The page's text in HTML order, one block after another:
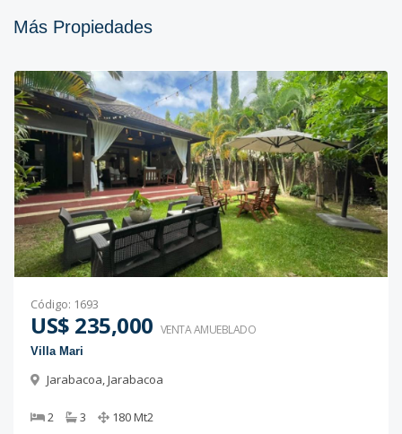
Más Propiedades
Código: 1693
US$ 235,000 VENTA AMUEBLADO
Villa Mari
Jarabacoa,Jarabacoa
2 3 180Mt2